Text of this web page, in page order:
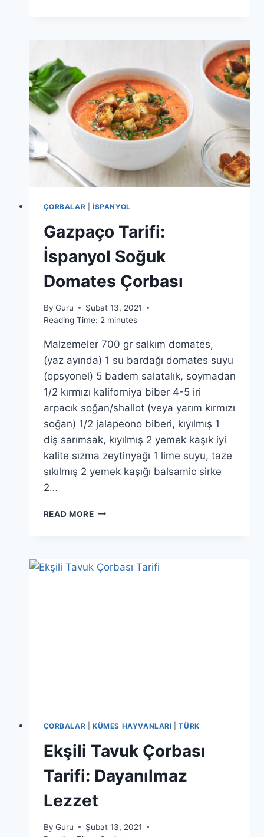
MERCIMEK
ÇORBALAR |İSPANYOL
Gazpaço Tarifi:
İspanyol Soğuk
Domates Çorbası
By Guru
Şubat 13, 2021
Reading Time: 2 minutes
Malzemeler 700 gr salkım domates,
(yaz ayında) 1 su bardağı domates suyu
(opsyonel) 5 badem salatalık, soymadan
1/2 kırmızı kaliforniya biber 4-5 iri
arpacık soğan/shallot (veya yarım kırmızı
soğan) 1/2 jalapeono biberi, kıyılmış 1
diş sarımsak, kıyılmış 2 yemek kaşık iyi
kalite sızma zeytinyağı 1 lime suyu, taze
sıkılmış 2 yemek kaşığı balsamic sirke
2…
READ MOREGAZPAÇO
ÇORBASI
ÇORBALAR |KÜMES HAYVANLARI |TÜRK
Ekşili Tavuk Çorbası
Tarifi: Dayanılmaz
Lezzet
By Guru
Şubat 13, 2021